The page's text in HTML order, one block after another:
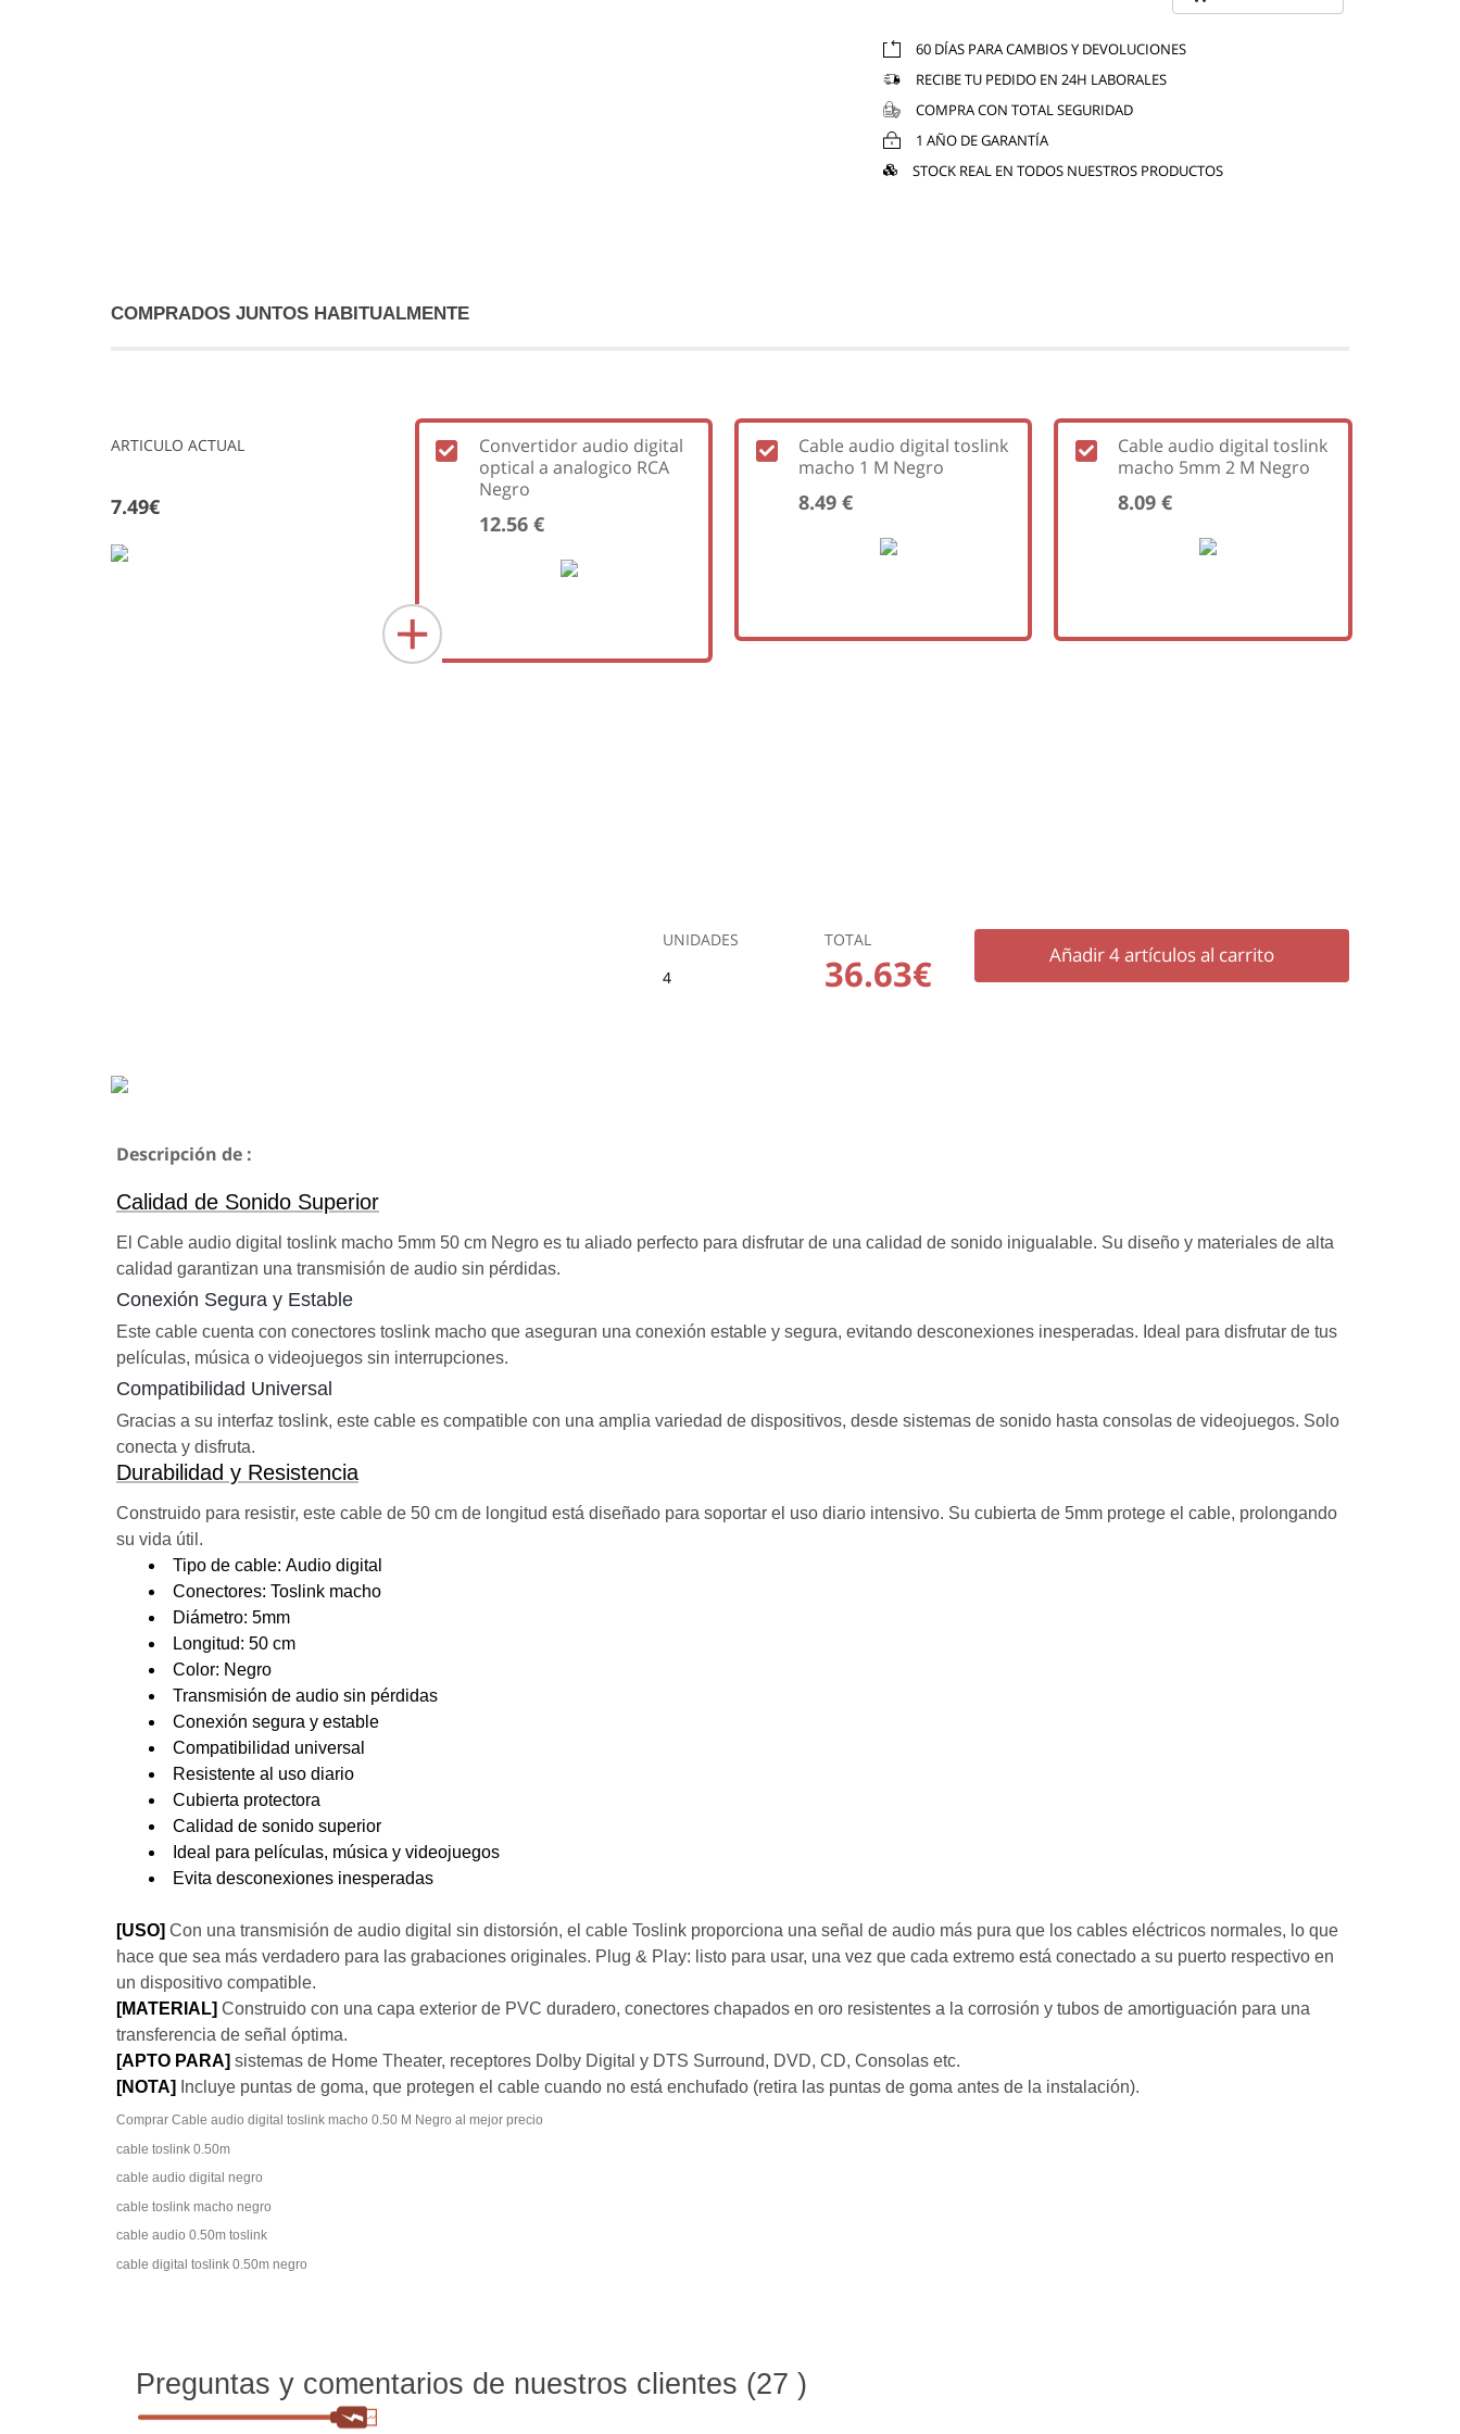
60 DÍAS PARA CAMBIOS Y DEVOLUCIONES
RECIBE TU PEDIDO EN 24H LABORALES
COMPRA CON TOTAL SEGURIDAD
1 AÑO DE GARANTÍA
STOCK REAL EN TODOS NUESTROS PRODUCTOS
COMPRADOS JUNTOS HABITUALMENTE
ARTICULO ACTUAL
7.49€
Convertidor audio digital
optical a analogico RCA
Negro
12.56 €
Cable audio digital toslink
macho 1 M Negro
8.49 €
Cable audio digital toslink
macho 5mm 2 M Negro
8.09 €
UNIDADES
4
TOTAL
36.63€ Añadir4artículos al carrito
Descripción de :
Calidad de Sonido Superior
El Cable audio digital toslink macho 5mm 50 cm Negro es tu aliado perfecto para disfrutar de una calidad de sonido inigualable. Su diseño y materiales de alta
calidad garantizan una transmisión de audio sin pérdidas.
Conexión Segura y Estable
Este cable cuenta con conectores toslink macho que aseguran una conexión estable y segura, evitando desconexiones inesperadas. Ideal para disfrutar de tus
películas, música o videojuegos sin interrupciones.
Compatibilidad Universal
Gracias a su interfaz toslink, este cable es compatible con una amplia variedad de dispositivos, desde sistemas de sonido hasta consolas de videojuegos. Solo
conecta y disfruta.
Durabilidad y Resistencia
Construido para resistir, este cable de 50 cm de longitud está diseñado para soportar el uso diario intensivo. Su cubierta de 5mm protege el cable, prolongando
su vida útil.
Tipo de cable: Audio digital
Conectores: Toslink macho
Diámetro: 5mm
Longitud: 50 cm
Color: Negro
Transmisión de audio sin pérdidas
Conexión segura y estable
Compatibilidad universal
Resistente al uso diario
Cubierta protectora
Calidad de sonido superior
Ideal para películas, música y videojuegos
Evita desconexiones inesperadas
[USO] Con una transmisión de audio digital sin distorsión, el cable Toslink proporciona una señal de audio más pura que los cables eléctricos normales, lo que
hace que sea más verdadero para las grabaciones originales. Plug & Play: listo para usar, una vez que cada extremo está conectado a su puerto respectivo en
un dispositivo compatible.
[MATERIAL] Construido con una capa exterior de PVC duradero, conectores chapados en oro resistentes a la corrosión y tubos de amortiguación para una
transferencia de señal óptima.
[APTO PARA] sistemas de Home Theater, receptores Dolby Digital y DTS Surround, DVD, CD, Consolas etc.
[NOTA]
Incluye puntas de goma, que protegen el cable cuando no está enchufado (retira las puntas de goma antes de la instalación).
Comprar Cable audio digital toslink macho 0.50 M Negro al mejor precio
cable toslink 0.50m
cable audio digital negro
cable toslink macho negro
cable audio 0.50m toslink
cable digital toslink 0.50m negro
Preguntas y comentarios de nuestros clientes (27 )